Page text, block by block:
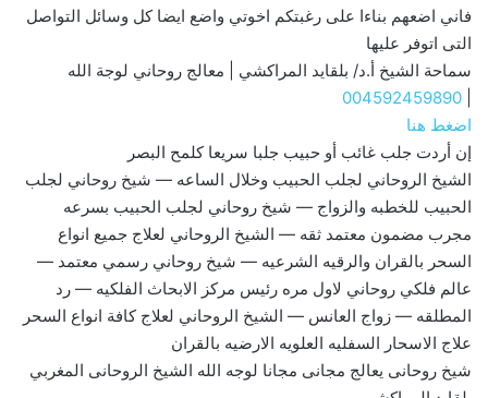
فاني اضعهم بناءا على رغبتكم اخوتي واضع ايضا كل وسائل التواصل
التى اتوفر عليها
سماحة الشيخ أ.د/ بلقايد المراكشي | معالج روحاني لوجة الله
004592459890
اضغط هنا
إن أردت جلب غائب أو حبيب جلبا سريعا كلمح البصر
الشيخ الروحاني لجلب الحبيب وخلال الساعه — شيخ روحاني لجلب
الحبيب للخطبه والزواج — شيخ روحاني لجلب الحبيب بسرعه
مجرب مضمون معتمد ثقه — الشيخ الروحاني لعلاج جميع انواع
السحر بالقران والرقيه الشرعيه — شيخ روحاني رسمي معتمد —
عالم فلكي روحاني لاول مره رئيس مركز الابحاث الفلكيه — رد
المطلقه — زواج العانس — الشيخ الروحاني لعلاج كافة انواع السحر
علاج الاسحار السفليه العلويه الارضيه بالقران
شيخ روحانى يعالج مجانى مجانا لوجه الله الشيخ الروحانى المغربي